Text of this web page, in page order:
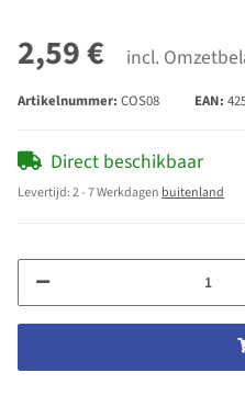
2,59 € incl.
Artikelnummer: COS08 EAN:
Direct beschikbaar
Levertijd:2 - 7 Werkdagen buitenland